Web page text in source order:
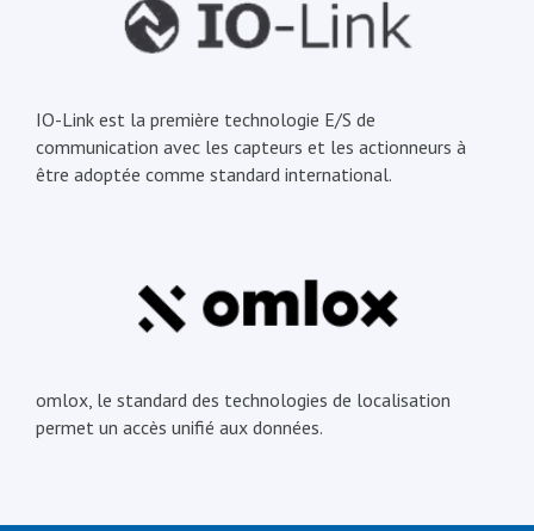
IO-Link est la première technologie E/S de
communication avec les capteurs et les actionneurs à
être adoptée comme standard international.
omlox, le standard des technologies de localisation
permet un accès unifié aux données.